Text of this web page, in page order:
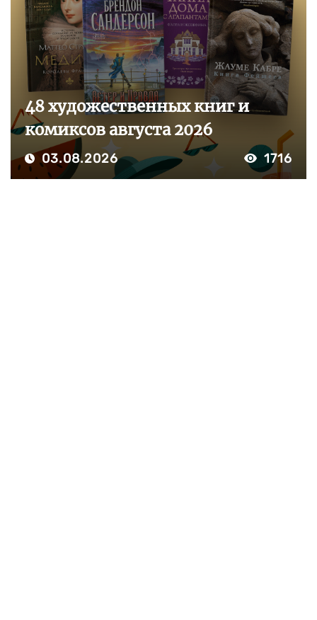
48 художественных книг и
комиксов августа 2026
03.08.2026 1716